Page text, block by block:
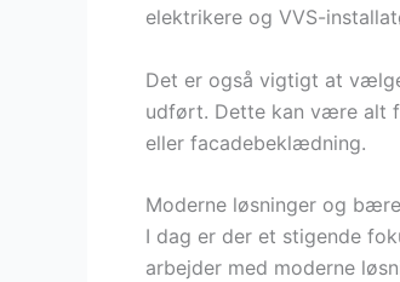
elektrikere og VVS-
Det er også vigtigt at
udført. Dette kan være alt
eller facadebeklædning.
Moderne løsninger og
I dag er der et stigende
arbejder med moderne